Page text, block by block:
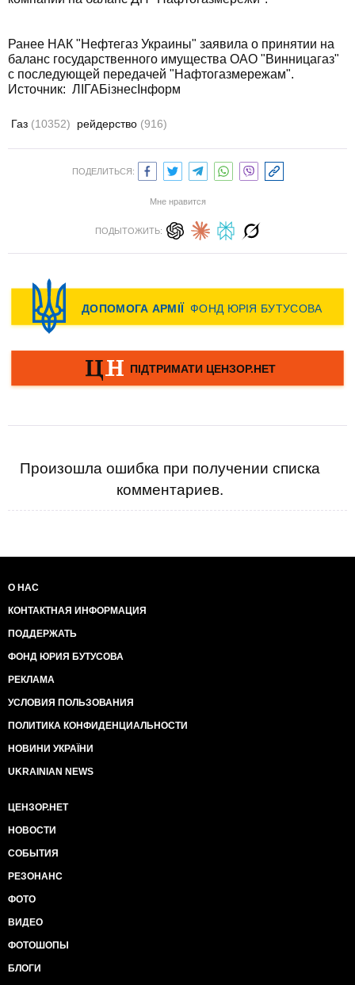
Ранее НАК "Нефтегаз Украины" заявила о принятии на
баланс государственного имущества ОАО "Винницагаз"
с последующей передачей "Нафтогазмережам".
Источник: ЛІГАБізнесІнформ
Газ (10352) рейдерство (916)
ПОДЕЛИТЬСЯ:
Мне нравится
ПОДЫТОЖИТЬ:
Произошла ошибка при получении списка
комментариев.
О НАС
КОНТАКТНАЯ ИНФОРМАЦИЯ
ПОДДЕРЖАТЬ
ФОНД ЮРИЯ БУТУСОВА
РЕКЛАМА
УСЛОВИЯ ПОЛЬЗОВАНИЯ
ПОЛИТИКА КОНФИДЕНЦИАЛЬНОСТИ
НОВИНИ УКРАЇНИ
UKRAINIAN NEWS
ЦЕНЗОР.НЕТ
НОВОСТИ
СОБЫТИЯ
РЕЗОНАНС
ФОТО
ВИДЕО
ФОТОШОПЫ
БЛОГИ